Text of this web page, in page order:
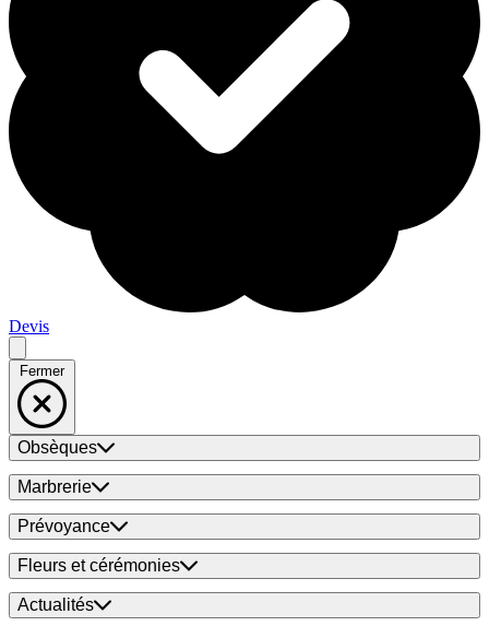
Devis
Fermer
Obsèques
Marbrerie
Prévoyance
Fleurs et cérémonies
Actualités